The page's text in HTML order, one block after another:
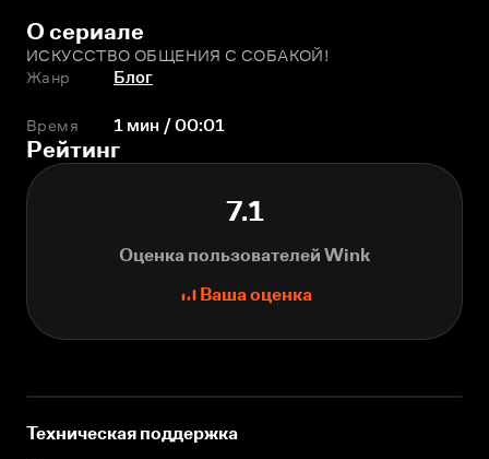
О сериале
ИСКУССТВО ОБЩЕНИЯ С СОБАКОЙ!
Жанр
Блог
Время 1 мин / 00:01
Рейтинг
7.1
Оценка пользователей Wink
Ваша оценка
Техническая поддержка